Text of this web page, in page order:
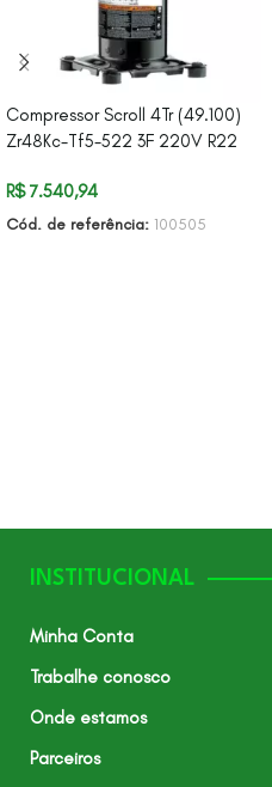
Compressor Scroll 4Tr (49.100)
Zr48Kc-Tf5-522 3F 220V R22
R$7.540,94
Cód. de referência: 100505
INSTITUCIONAL
Minha Conta
Trabalhe conosco
Onde estamos
Parceiros